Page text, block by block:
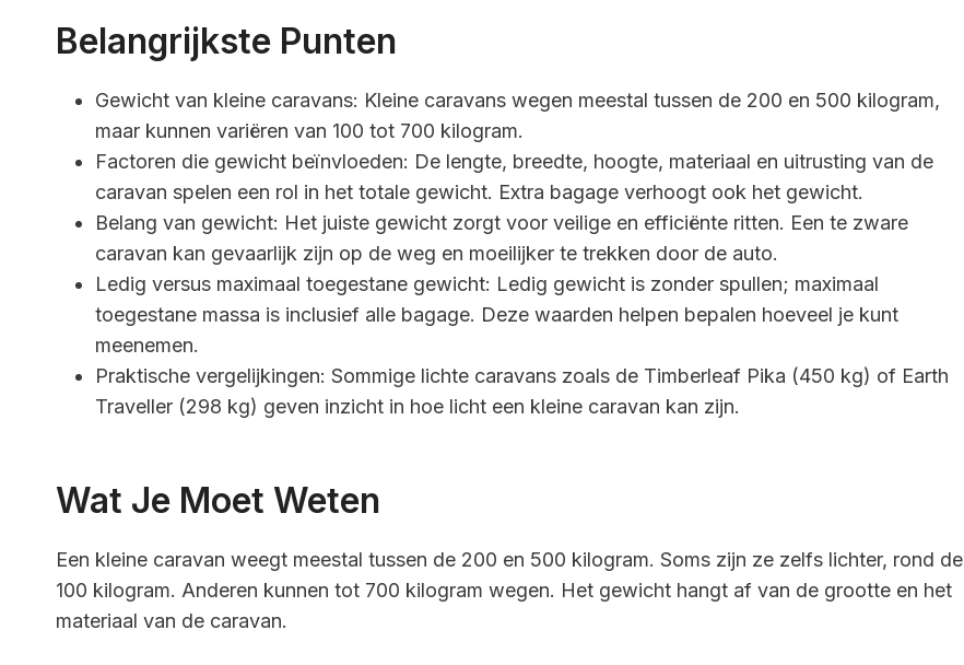
Belangrijkste Punten
Gewicht van kleine caravans: Kleine caravans wegen meestal tussen de 200 en 500 kilogram,
maar kunnen variëren van 100 tot 700 kilogram.
Factoren die gewicht beïnvloeden: De lengte, breedte, hoogte, materiaal en uitrusting van de
caravan spelen een rol in het totale gewicht. Extra bagage verhoogt ook het gewicht.
Belang van gewicht: Het juiste gewicht zorgt voor veilige en efficiënte ritten. Een te zware
caravan kan gevaarlijk zijn op de weg en moeilijker te trekken door de auto.
Ledig versus maximaal toegestane gewicht: Ledig gewicht is zonder spullen; maximaal
toegestane massa is inclusief alle bagage. Deze waarden helpen bepalen hoeveel je kunt
meenemen.
Praktische vergelijkingen: Sommige lichte caravans zoals de Timberleaf Pika (450 kg) of Earth
Traveller (298 kg) geven inzicht in hoe licht een kleine caravan kan zijn.
Wat Je Moet Weten
Een kleine caravan weegt meestal tussen de 200 en 500 kilogram. Soms zijn ze zelfs lichter, rond de
100 kilogram. Anderen kunnen tot 700 kilogram wegen. Het gewicht hangt af van de grootte en het
materiaal van de caravan.